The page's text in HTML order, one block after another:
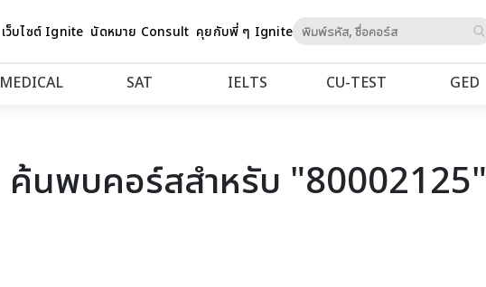
เว็บไซต์ Ignite นัดหมาย Consult คุยกับพี่ ๆ Igniteto
MEDICAL SAT IELTS CU‑TEST GED
ค้นพบคอร์สสำหรับ "80002125"